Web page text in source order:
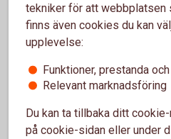
Ansök
tekniker för att webbplatsen
finns även cookies du kan
upplevelse:
Funktioner, prestanda
Relevant marknadsföring
Du kan ta tillbaka ditt
på cookie-sidan eller under